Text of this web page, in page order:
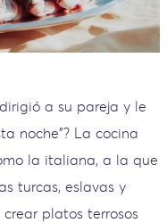
a su pareja y le
noche"? La cocina
la italiana, a la que
turcas, eslavas y
platos terrosos